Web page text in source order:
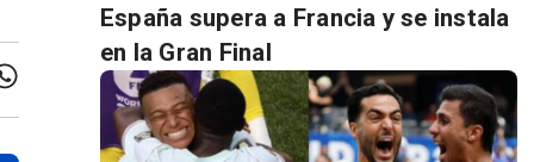
España supera a Francia y se instala
en la Gran Final